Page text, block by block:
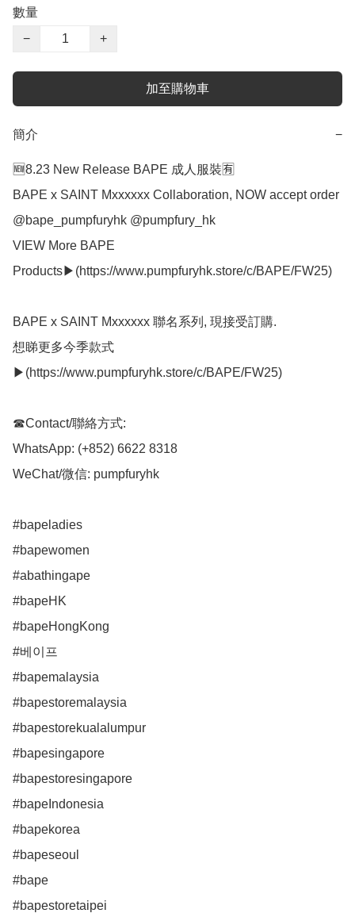
數量
−
+
加至購物車
簡介 −
🆕8.23 New Release BAPE 成人服裝🈶
BAPE x SAINT Mxxxxxx Collaboration, NOW accept order
@bape_pumpfuryhk @pumpfury_hk
VIEW More BAPE
Products▶(https://www.pumpfuryhk.store/c/BAPE/FW25)
BAPE x SAINT Mxxxxxx 聯名系列, 現接受訂購.
想睇更多今季款式
▶(https://www.pumpfuryhk.store/c/BAPE/FW25)
☎Contact/聯絡方式:
WhatsApp: (+852) 6622 8318
WeChat/微信: pumpfuryhk
#bapeladies
#bapewomen
#abathingape
#bapeHK
#bapeHongKong
#베이프
#bapemalaysia
#bapestoremalaysia
#bapestorekualalumpur
#bapesingapore
#bapestoresingapore
#bapeIndonesia
#bapekorea
#bapeseoul
#bape
#bapestoretaipei